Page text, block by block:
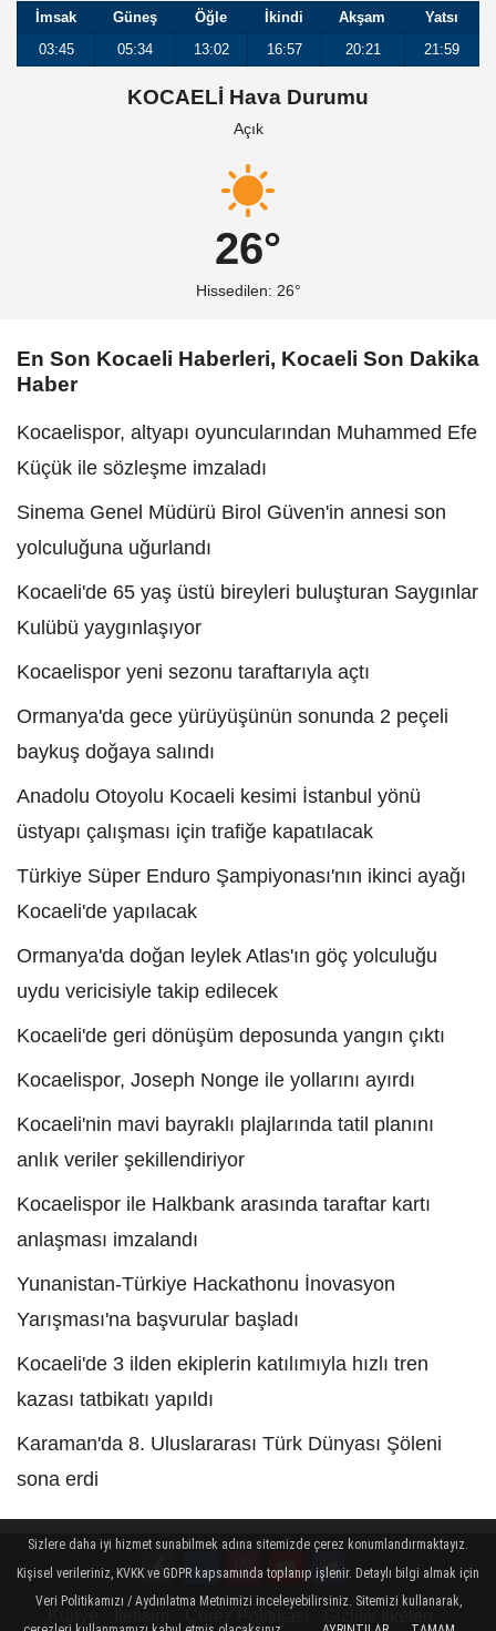
İmsak Güneş Öğle İkindi Akşam
Yatsı
03:45
05:34 13:02 16:57 20:21 21:59
KOCAELİ Hava Durumu
Açık
26°
Hissedilen: 26°
En Son Kocaeli Haberleri, Kocaeli Son Dakika
Haber
Kocaelispor, altyapı oyuncularından Muhammed Efe
Küçük ile sözleşme imzaladı
Sinema Genel Müdürü Birol Güven'in annesi son
yolculuğuna uğurlandı
Kocaeli'de 65 yaş üstü bireyleri buluşturan Saygınlar
Kulübü yaygınlaşıyor
Kocaelispor yeni sezonu taraftarıyla açtı
Ormanya'da gece yürüyüşünün sonunda 2 peçeli
baykuş doğaya salındı
Anadolu Otoyolu Kocaeli kesimi İstanbul yönü
üstyapı çalışması için trafiğe kapatılacak
Türkiye Süper Enduro Şampiyonası'nın ikinci ayağı
Kocaeli'de yapılacak
Ormanya'da doğan leylek Atlas'ın göç yolculuğu
uydu vericisiyle takip edilecek
Kocaeli'de geri dönüşüm deposunda yangın çıktı
Kocaelispor, Joseph Nonge ile yollarını ayırdı
Kocaeli'nin mavi bayraklı plajlarında tatil planını
anlık veriler şekillendiriyor
Kocaelispor ile Halkbank arasında taraftar kartı
anlaşması imzalandı
Yunanistan-Türkiye Hackathonu İnovasyon
Yarışması'na başvurular başladı
Kocaeli'de 3 ilden ekiplerin katılımıyla hızlı tren
kazası tatbikatı yapıldı
Karaman'da 8. Uluslararası Türk Dünyası Şöleni
sona erdi
Sizlere daha iyi hizmet sunabilmek adına sitemizde çerez konumlandırmaktayız.
Kişisel verileriniz, KVKK ve GDPR kapsamında toplanıp işlenir. Detaylı bilgi almak için
Veri Politikamızı / Aydınlatma Metnimizi inceleyebilirsiniz. Sitemizi kullanarak,